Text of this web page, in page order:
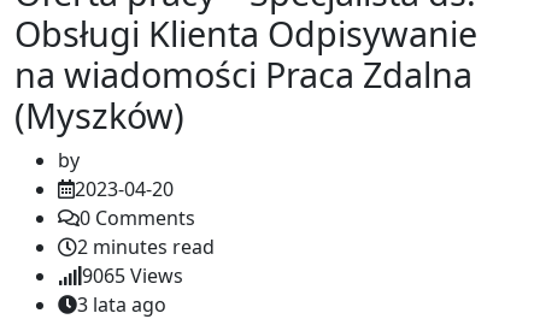
Obsługi Klienta Odpisywanie
na wiadomości Praca Zdalna
(Myszków)
by
2023-04-20
0 Comments
2 minutes read
9065Views
3 lata ago